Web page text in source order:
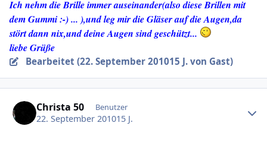
Ich nehm die Brille immer auseinander(also diese Brillen mit
dem Gummi :-) ... ),und leg mir die Gläser auf die Augen,da
stört dann nix,und deine Augen sind geschützt...
liebe Grüße
Bearbeitet (22. September 201015 J.von Gast)
Christa 50 Benutzer
22. September 201015 J.